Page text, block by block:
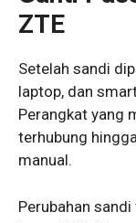
ZTE
Setelah sandi
laptop, dan
Perangkat yang
terhubung
manual.
Perubahan